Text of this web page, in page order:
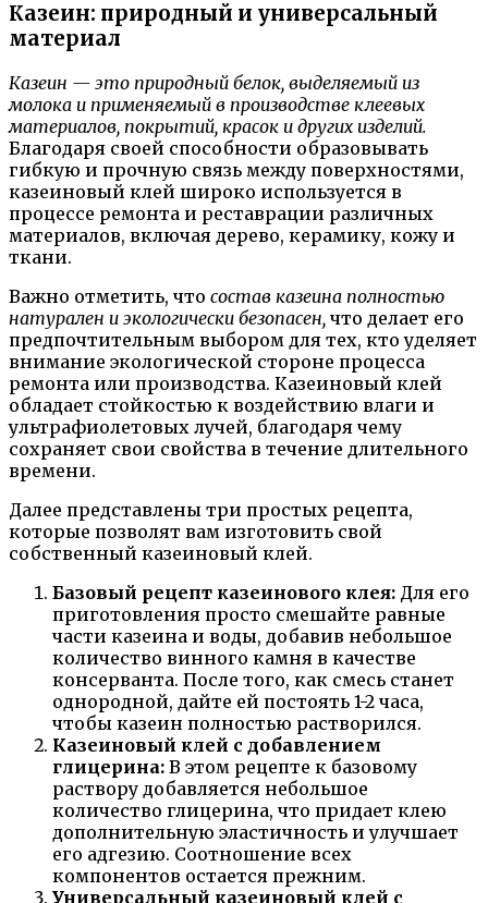
Казеин: природный и универсальный
материал
Казеин — это природный белок, выделяемый из
молока и применяемый в производстве клеевых
материалов, покрытий, красок и других изделий.
Благодаря своей способности образовывать
гибкую и прочную связь между поверхностями,
казеиновый клей широко используется в
процессе ремонта и реставрации различных
материалов, включая дерево, керамику, кожу и
ткани.
Важно отметить, что состав казеина полностью
натурален и экологически безопасен, что делает его
предпочтительным выбором для тех, кто уделяет
внимание экологической стороне процесса
ремонта или производства. Казеиновый клей
обладает стойкостью к воздействию влаги и
ультрафиолетовых лучей, благодаря чему
сохраняет свои свойства в течение длительного
времени.
Далее представлены три простых рецепта,
которые позволят вам изготовить свой
собственный казеиновый клей.
Базовый рецепт казеинового клея: Для его
приготовления просто смешайте равные
части казеина и воды, добавив небольшое
количество винного камня в качестве
консерванта. После того, как смесь станет
однородной, дайте ей постоять 1-2 часа,
чтобы казеин полностью растворился.
Казеиновый клей с добавлением
глицерина: В этом рецепте к базовому
раствору добавляется небольшое
количество глицерина, что придает клею
дополнительную эластичность и улучшает
его адгезию. Соотношение всех
компонентов остается прежним.
Универсальный казеиновый клей с